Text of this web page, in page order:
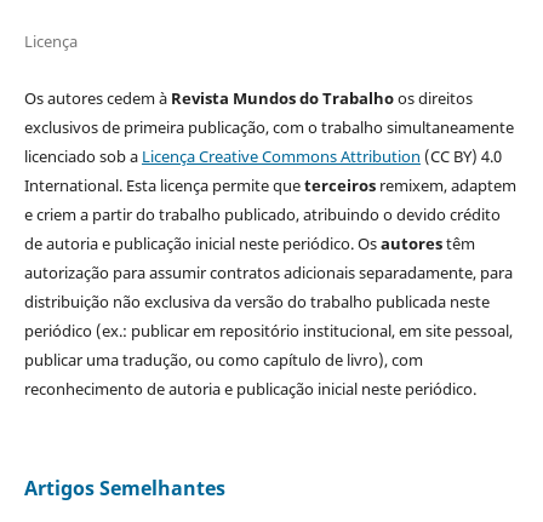
Licença
Os autores cedem à Revista Mundos do Trabalhoos direitos
exclusivos de primeira publicação, com o trabalho simultaneamente
licenciado sob a Licença Creative Commons Attribution (CC BY) 4.0
International. Esta licença permite queterceirosremixem, adaptem
e criem a partir do trabalho publicado, atribuindo o devido crédito
de autoria e publicação inicial neste periódico. Osautorestêm
autorização para assumir contratos adicionais separadamente, para
distribuição não exclusiva da versão do trabalho publicada neste
periódico (ex.: publicar em repositório institucional, em site pessoal,
publicar uma tradução, ou como capítulo de livro), com
reconhecimento de autoria e publicação inicial neste periódico.
Artigos Semelhantes